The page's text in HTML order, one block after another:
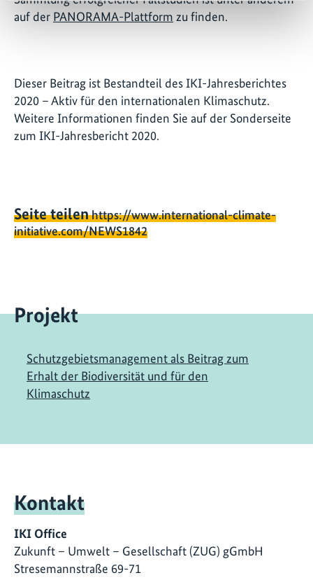
auf der PANORAMA-Plattform zu finden.
Dieser Beitrag ist Bestandteil des IKI-Jahresberichtes
2020 – Aktiv für den internationalen Klimaschutz.
Weitere Informationen finden Sie auf der Sonderseite
zum IKI-Jahresbericht 2020.
Seite teilenhttps://www.international-climate-
initiative.com/NEWS1842
Projekt
Schutzgebietsmanagement als Beitrag zum
Erhalt der Biodiversität und für den
Klimaschutz
Kontakt
IKI Office
Zukunft – Umwelt – Gesellschaft (ZUG) gGmbH
Stresemannstraße 69-71